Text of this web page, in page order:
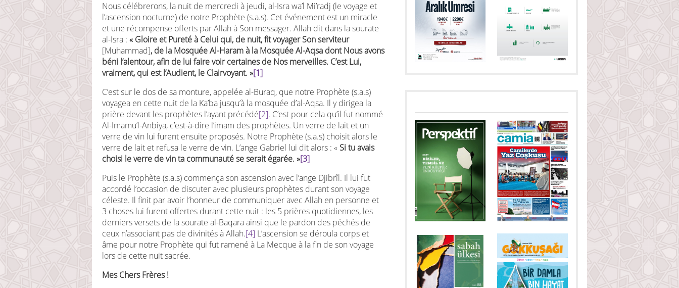
Nous célébrerons, la nuit de mercredi à jeudi, al-Isra wa’l Mi’radj (le voyage et
l’ascension nocturne) de notre Prophète (s.a.s). Cet événement est un miracle
et une récompense offerts par Allah à Son messager. Allah dit dans la sourate
al-Isra : « Gloire et Pureté à Celui qui, de nuit, fit voyager Son serviteur
[Muhammad], de la Mosquée Al-Haram à la Mosquée Al-Aqsa dont Nous avons
béni l’alentour, afin de lui faire voir certaines de Nos merveilles. C’est Lui,
vraiment, qui est l’Audient, le Clairvoyant. »[1]
C’est sur le dos de sa monture, appelée al-Buraq, que notre Prophète (s.a.s)
voyagea en cette nuit de la Ka’ba jusqu’à la mosquée d’al-Aqsa. Il y dirigea la
prière devant les prophètes l’ayant précédé[2]. C’est pour cela qu’il fut nommé
Al-Imamu’l-Anbiya, c’est-à-dire l’imam des prophètes. Un verre de lait et un
verre de vin lui furent ensuite proposés. Notre Prophète (s.a.s) choisit alors le
verre de lait et refusa le verre de vin. L’ange Gabriel lui dit alors : «Si tu avais
choisi le verre de vin ta communauté se serait égarée. »[3]
Puis le Prophète (s.a.s) commença son ascension avec l’ange Djibrîl. Il lui fut
accordé l’occasion de discuter avec plusieurs prophètes durant son voyage
céleste. Il finit par avoir l’honneur de communiquer avec Allah en personne et
3 choses lui furent offertes durant cette nuit : les 5 prières quotidiennes, les
derniers versets de la sourate al-Baqara ainsi que le pardon des péchés de
ceux n’associant pas de divinités à Allah.[4] L’ascension se déroula corps et
âme pour notre Prophète qui fut ramené à La Mecque à la fin de son voyage
lors de cette nuit sacrée.
Mes Chers Frères !